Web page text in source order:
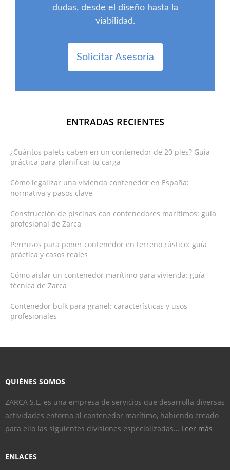
dudas, desde el diseño hasta la
viabilidad.
Solicitar Asesoría
ENTRADAS RECIENTES
¿Cuántos palets caben en un contenedor de 20 pies? Guía
práctica para planificar tu carga
Cómo legalizar una vivienda contenedor en España:
normativa y pasos clave
Construcción de piscinas con contenedores marítimos: guía
profesional de Zarca
Permisos para poner contenedor en terreno rústico: guía
práctica y casos reales
Cómo aislar un contenedor marítimo para vivienda: guía
técnica de Zarca
Contenedor bulk para granel: características y usos
profesionales
QUIÉNES SOMOS
ZARCA S.L. es una empresa de servicios que desarrolla diversas
actividades entorno al contenedor marítimo, habiendo creado
para ello las siguientes divisiones especializadas… Leer más
ENLACES